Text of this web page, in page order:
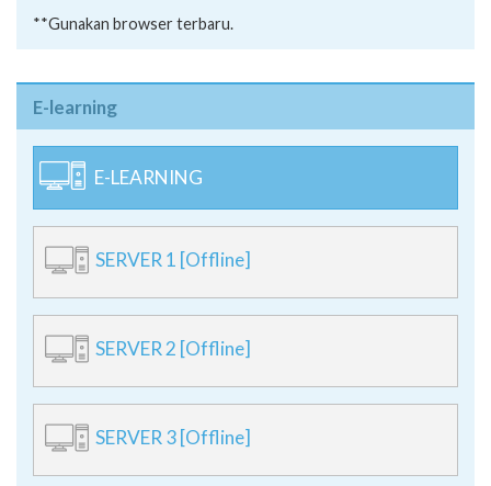
**Gunakan browser terbaru.
E-learning
E-LEARNING
SERVER 1 [Offline]
SERVER 2 [Offline]
SERVER 3 [Offline]